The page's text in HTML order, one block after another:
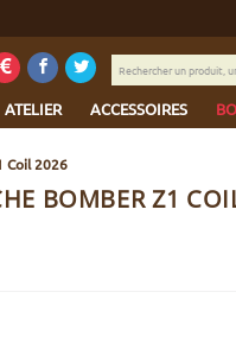
ATELIER ACCESSOIRES
une
Coil 2026
BOMBER Z1